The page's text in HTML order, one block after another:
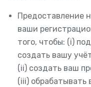
Предоставление
ваши
того, чтобы: (i)
создать вашу
(ii) создать ваш
(iii)